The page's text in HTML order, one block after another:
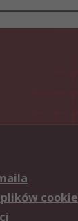
cookie